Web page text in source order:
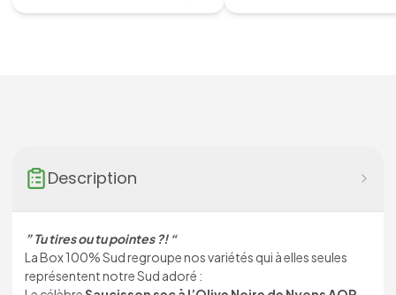
Description
” Tu tires ou tu pointes ?! “
La Box 100% Sud regroupe nos variétés qui à elles seules
représentent notre Sud adoré :